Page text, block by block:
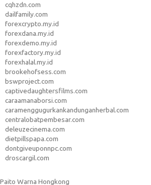
cqhzdn.com
dailfamily.com
forexcrypto.my.id
forexdana.my.id
forexdemo.my.id
forexfactory.my.id
forexhalal.my.id
brookehofsess.com
bswproject.com
captivedaughtersfilms.com
caraamanaborsi.com
caramenggugurkankandunganherbal.com
centralobatpembesar.com
deleuzecinema.com
dietpillspapa.com
dontgiveuponnpc.com
droscargil.com
Paito Warna Hongkong